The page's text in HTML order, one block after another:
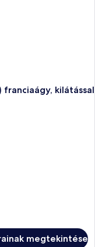
kilátással
megtekintése